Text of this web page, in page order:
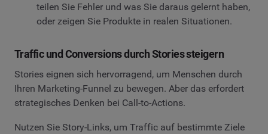
teilen Sie Fehler und was Sie daraus gelernt haben,
oder zeigen Sie Produkte in realen Situationen.
Traffic und Conversions durch Stories steigern
Stories eignen sich hervorragend, um Menschen durch
Ihren Marketing-Funnel zu bewegen. Aber das erfordert
strategisches Denken bei Call-to-Actions.
Nutzen Sie Story-Links, um Traffic auf bestimmte Ziele